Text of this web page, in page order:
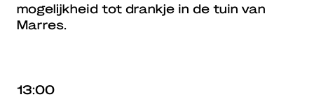
mogelijkheid tot drankje in de tuin van
Marres.
13:00